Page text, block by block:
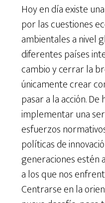
Hoy en día existe
por las cuestiones
ambientales a nivel
diferentes países
cambio y cerrar la
únicamente crear
pasar a la acción.
implementar una
esfuerzos
políticas de
generaciones estén
a los que nos
Centrarse en la